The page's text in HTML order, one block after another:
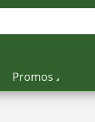
Promos